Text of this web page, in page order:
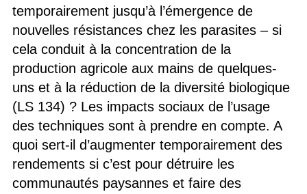
temporairement jusqu’à l’émergence de
nouvelles résistances chez les parasites – si
cela conduit à la concentration de la
production agricole aux mains de quelques-
uns et à la réduction de la diversité biologique
(LS 134) ? Les impacts sociaux de l’usage
des techniques sont à prendre en compte. A
quoi sert-il d’augmenter temporairement des
rendements si c’est pour détruire les
communautés paysannes et faire des